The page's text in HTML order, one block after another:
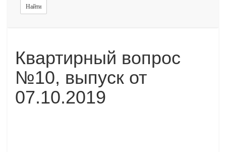
Найти
Квартирный вопрос
№10, выпуск от
07.10.2019